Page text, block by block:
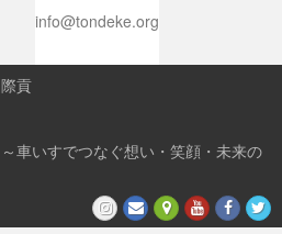
info@tondeke.org
貢
想い・笑顔・未来の